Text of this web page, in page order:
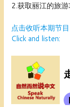
2.获取丽江的旅游
点击收听本期节目
Click and listen: